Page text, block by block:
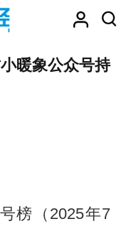
暖象公众号持
榜（2025年7